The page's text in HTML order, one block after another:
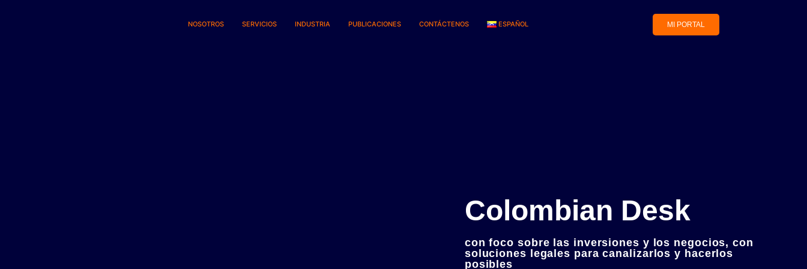
NOSOTROS SERVICIOS INDUSTRIA PUBLICACIONES CONTÁCTENOS ESPAÑOL MI PORTAL
Colombian Desk
con foco sobre las inversiones y los negocios, con
soluciones legales para canalizarlos y hacerlos
posibles